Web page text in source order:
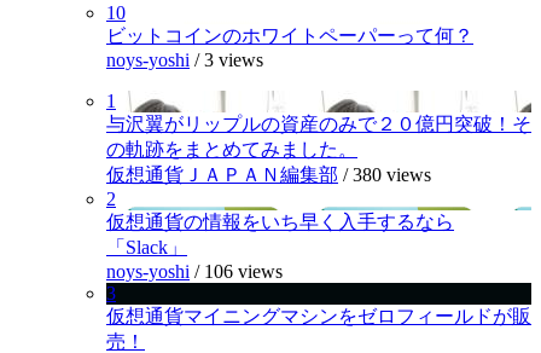
10
ビットコインのホワイトペーパーって何？
noys-yoshi /3 views
1
与沢翼がリップルの資産のみで２０億円突破！そ
の軌跡をまとめてみました。
仮想通貨ＪＡＰＡＮ編集部 /380 views
2
仮想通貨の情報をいち早く入手するなら
「Slack」
noys-yoshi / 106 views
3
仮想通貨マイニングマシンをゼロフィールドが販
売！